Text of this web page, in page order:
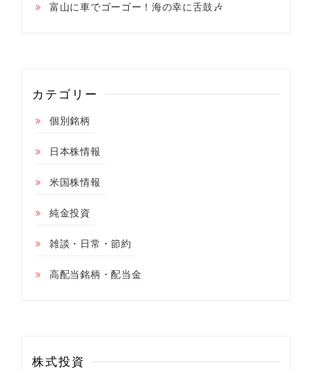
富山に車でゴーゴー！海の幸に舌鼓🎶
カテゴリー
個別銘柄
日本株情報
米国株情報
純金投資
雑談・日常・節約
高配当銘柄・配当金
株式投資